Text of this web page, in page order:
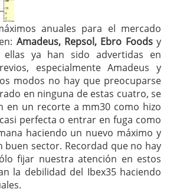
anuales para el mercado
Amadeus, Repsol, Ebro Foodsy
ellas ya han sido advertidas en
especialmente Amadeus y
modos no hay que preocuparse
en ninguna de estas cuatro, se
en un recorte a mm30 como hizo
perfecta o entrar en fuga como
haciendo un nuevo máximo y
buen sector. Recordad que no hay
fijar nuestra atención en estos
la debilidad del Ibex35 haciendo